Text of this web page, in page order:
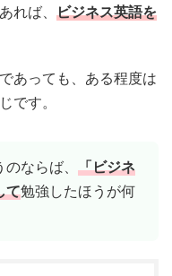
れば、 ビジネス英語を
あっても、ある程度は
です。
ならば、 「ビジネ
て勉強したほうが何